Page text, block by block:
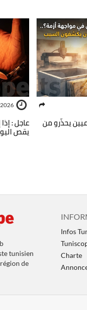
يحذّرو من عاجل :
يقص
tunisien
de
Infos
Charte